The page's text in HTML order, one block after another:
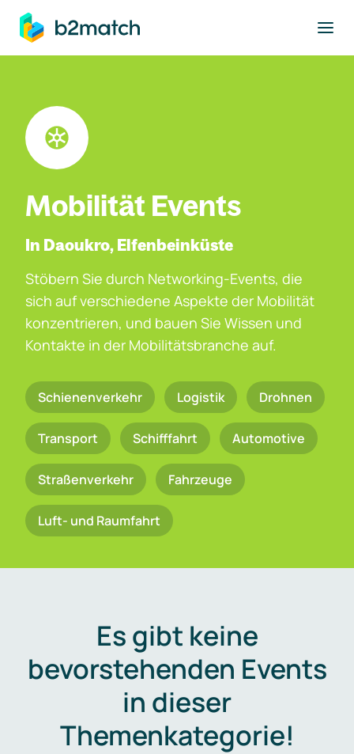
springen
Mobilität Events
In Daoukro, Elfenbeinküste
Stöbern Sie durch Networking-Events, die
sich auf verschiedene Aspekte der Mobilität
konzentrieren, und bauen Sie Wissen und
Kontakte in der Mobilitätsbranche auf.
Schienenverkehr Logistik Drohnen
Transport Schifffahrt Automotive
Straßenverkehr Fahrzeuge
Luft- und Raumfahrt
Es gibt keine
bevorstehenden Events
in dieser
Themenkategorie!